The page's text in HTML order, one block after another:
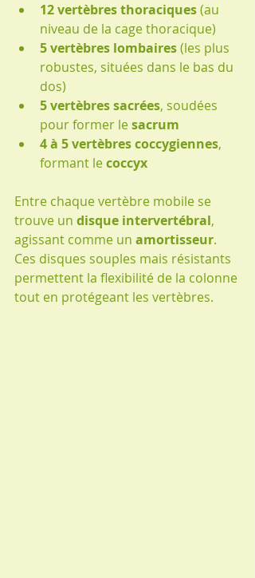
12 vertèbres thoraciques (au
niveau de la cage thoracique)
5 vertèbres lombaires (les plus
robustes, situées dans le bas du
dos)
5 vertèbres sacrées, soudées
pour former le sacrum
4 à 5 vertèbres coccygiennes,
formant le coccyx
Entre chaque vertèbre mobile se
trouve un disque intervertébral,
agissant comme un amortisseur.
Ces disques souples mais résistants
permettent la flexibilité de la colonne
tout en protégeant les vertèbres.